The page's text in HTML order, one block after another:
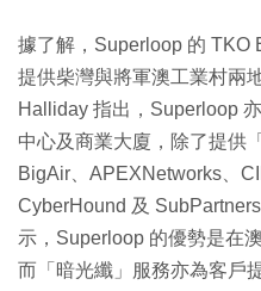
據了解，Superloop 的 TKO
提供柴灣與將軍澳工業村兩
Halliday 指出，Superloop
中心及商業大廈，除了提供
BigAir、APEXNetworks、
CyberHound 及
示，Superloop 的優勢是在
而「暗光纖」服務亦為客戶